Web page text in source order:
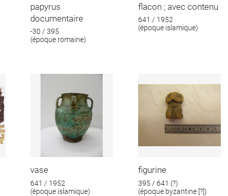
papyrus
documentaire
-30 / 395
(époque romaine)
flacon ; avec contenu
641 / 1952
(époque islamique)
vase
641 / 1952
(époque islamique)
figurine
395 / 641 (?)
(époque byzantine [?])